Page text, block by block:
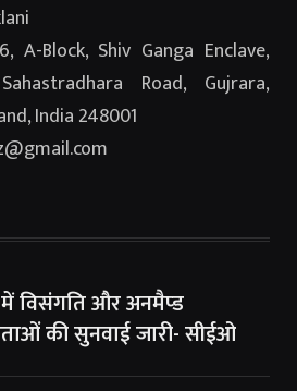
A-Block, Shiv Ganga Enclave,
Road, Gujrara,
India 248001
में विसंगति और अनमैप्ड
की सुनवाई जारी- सीईओ